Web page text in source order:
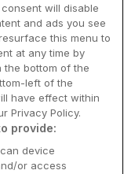
will disable
and ads you see
this menu to
at any time by
the bottom of the
left of the
have effect within
Privacy Policy.
provide:
device
or access